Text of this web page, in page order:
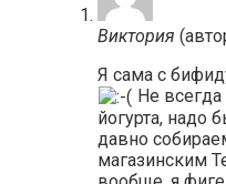
Виктория
Я сама с
Не
йогурта, надо
давно
магазинским